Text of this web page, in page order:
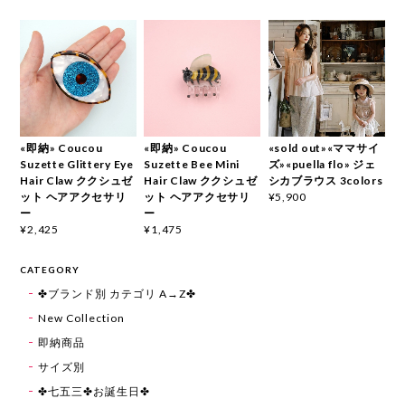
«即納» Coucou
Suzette Glittery Eye
Hair Claw ククシュゼ
ット ヘアアクセサリ
ー
¥2,425
«即納» Coucou
Suzette Bee Mini
Hair Claw ククシュゼ
ット ヘアアクセサリ
ー
¥1,475
«sold out»«ママサイ
ズ»«puella flo» ジェ
シカブラウス 3colors
¥5,900
CATEGORY
✤ブランド別 カテゴリ A→Z✤
New Collection
即納商品
サイズ別
✤七五三✤お誕生日✤